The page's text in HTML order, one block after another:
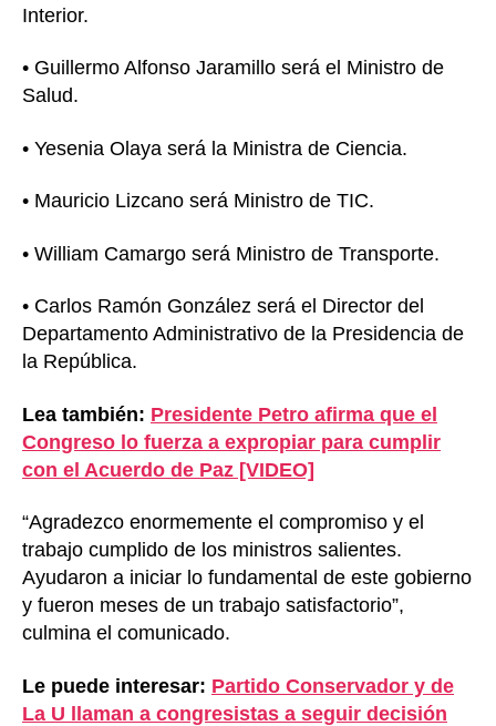
Interior.
• Guillermo Alfonso Jaramillo será el Ministro de
Salud.
• Yesenia Olaya será la Ministra de Ciencia.
• Mauricio Lizcano será Ministro de TIC.
• William Camargo será Ministro de Transporte.
• Carlos Ramón González será el Director del
Departamento Administrativo de la Presidencia de
la República.
Lea también: Presidente Petro afirma que el
Congreso lo fuerza a expropiar para cumplir
con el Acuerdo de Paz [VIDEO]
“Agradezco enormemente el compromiso y el
trabajo cumplido de los ministros salientes.
Ayudaron a iniciar lo fundamental de este gobierno
y fueron meses de un trabajo satisfactorio”,
culmina el comunicado.
Le puede interesar: Partido Conservador y de
La U llaman a congresistas a seguir decisión